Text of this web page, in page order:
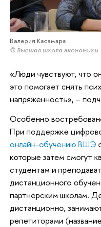
Валерия Касамара
© Высшая школа экономики
«Люди чувствуют, что
это помогает снять
напряженность», –
Особенно
При поддержке
онлайн-обучению ВШЭ
которые затем смогут
студентам и
дистанционного
партнерским школам.
дистанционно,
репетиторами